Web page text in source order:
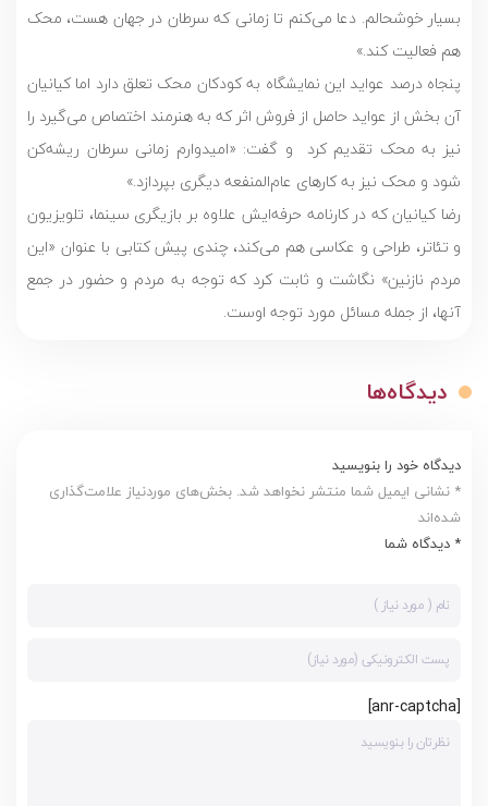
بسیار خوشحالم. دعا می‌کنم تا زمانی که سرطان در جهان هست، محک
هم فعالیت کند.»
پنجاه درصد عواید این نمایشگاه به کودکان محک تعلق دارد اما کیانیان
آن بخش از عواید حاصل از فروش اثر که به هنرمند اختصاص می‌گیرد را
نیز به محک تقدیم کرد و گفت: «امیدوارم زمانی سرطان ریشه‌کن
شود و محک نیز به کارهای عام‌المنفعه دیگری بپردازد.»
رضا کیانیان که در کارنامه حرفه‌ایش علاوه بر بازیگری سینما، تلویزیون
و تئاتر، طراحی و عکاسی هم می‌کند، چندی پیش کتابی با عنوان «این
مردم نازنین» نگاشت و ثابت کرد که توجه به مردم و حضور در جمع
آنها، از جمله مسائل مورد توجه اوست.
دیدگاه‌ها
دیدگاه خود را بنویسید
* نشانی ایمیل شما منتشر نخواهد شد. بخش‌های موردنیاز علامت‌گذاری
شده‌اند
* دیدگاه شما
[anr-captcha]